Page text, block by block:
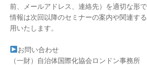
前、メールアドレス、連絡先）を適切な形
情報は次回以降のセミナーの案内や関連す
用いたします。
お問い合わせ
（一財）自治体国際化協会ロンドン事務